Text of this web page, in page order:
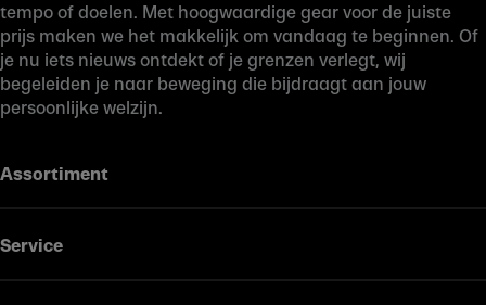
tempo of doelen. Met hoogwaardige gear voor de juiste
prijs maken we het makkelijk om vandaag te beginnen. Of
je nu iets nieuws ontdekt of je grenzen verlegt, wij
begeleiden je naar beweging die bijdraagt aan jouw
persoonlijke welzijn.
Assortiment
Service